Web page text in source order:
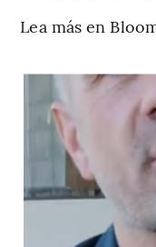
Lea más en